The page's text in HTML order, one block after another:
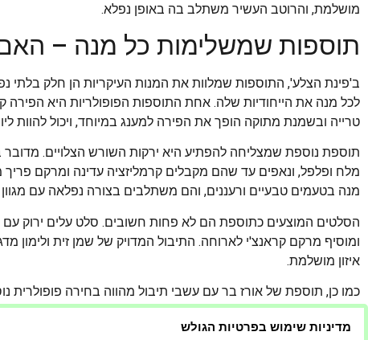
מושלמת, והרוטב העשיר משתלב בה באופן נפלא.
תוספות שמשלימות כל מנה –
ב'פינת הצלע', התוספות שמלוות את המנות העיקריות הן חלק בלתי
לכל מנה את הייחודיות שלה. אחת התוספות הפופולריות היא
טרייה ובשמנת מתוקה הופך את הפירה למענג במיוחד, ויכול להוות
תוספת נוספת שמצליחה להפתיע היא ירקות השורש הצלויים.
מלח ופלפל, ונאפים עד שהם מקבלים קרמליזציה עדינה ומרקם
מנה בטעמים טבעיים ורעננים, והם משתלבים בצורה נפלאה עם
הסלטים המוצעים כתוספת הם לא פחות חשובים. סלט עלים ירוק עם
ומוסיף מרקם קראנצ'י לארוחה. התיבול המדויק של שמן זית
איזון מושלמת.
כמו כן, תוספת של אורז בר עם עשבי תיבול מהווה בחירה פופולרית
ועשבי תיבול טריים, שמעניקים לו טעם עשיר ומלא. תיבול זה
היטב בכל סוג של חלבון.
מדיניות שימוש בפרטיות הגולש